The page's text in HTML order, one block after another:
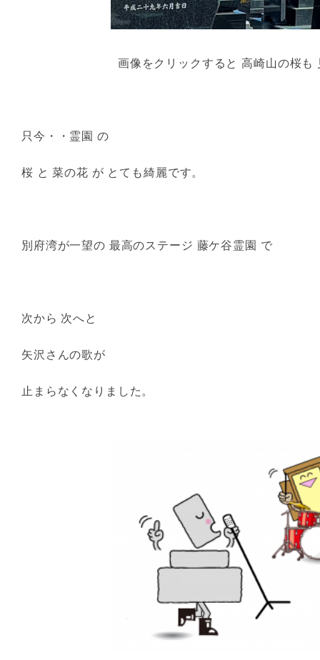
画像をクリックすると 高崎山の桜も
只今・・霊園 の
桜 と 菜の花 が とても綺麗です。
別府湾が一望の 最高のステージ 藤ケ谷霊園 で
次から 次へと
矢沢さんの歌が
止まらなくなりました。